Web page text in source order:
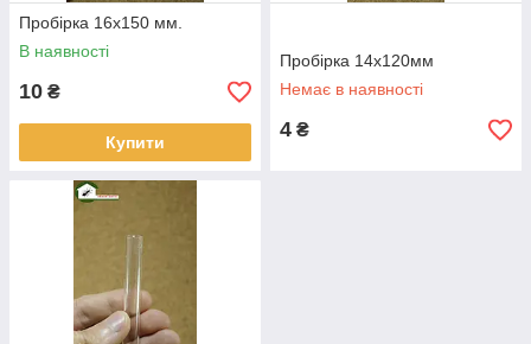
Пробірка 16х150 мм.
В наявності
10 ₴
Купити
Пробірка 14х120мм
Немає в наявності
4 ₴